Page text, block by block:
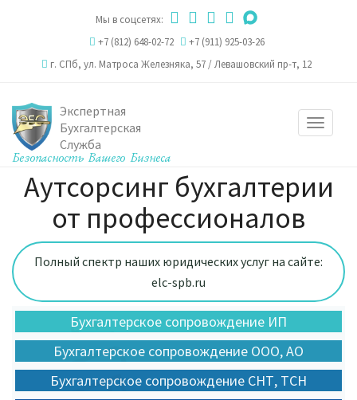
Мы в соцсетях:
+7 (812) 648-02-72
+7 (911) 925-03-26
г. СПб, ул. Матроса Железняка, 57 /Левашовский пр-т, 12
Toggle
Экспертная
Бухгалтерская
Служба
Аутсорсинг бухгалтерии
от профессионалов
Полный спектр наших юридических услуг на сайте:
elc-spb.ru
Бухгалтерское сопровождение ИП
Бухгалтерское сопровождение ООО, АО
Бухгалтерское сопровождение СНТ, ТСН